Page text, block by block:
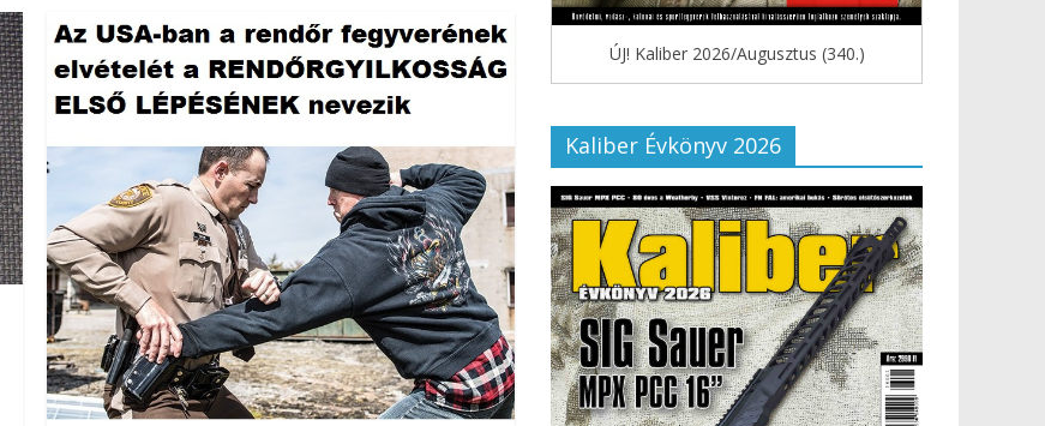
ÚJ! Kaliber 2026/Augusztus (340.)
Kaliber Évkönyv 2026